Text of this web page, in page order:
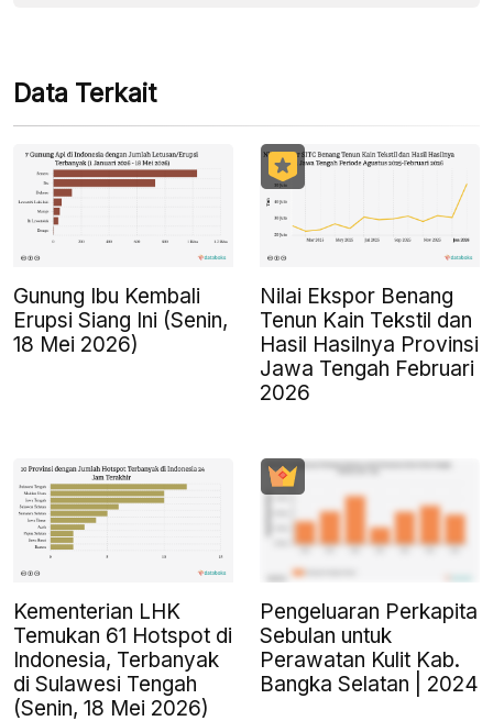
Data Terkait
Gunung Ibu Kembali
Erupsi Siang Ini (Senin,
18 Mei 2026)
Nilai Ekspor Benang
Tenun Kain Tekstil dan
Hasil Hasilnya Provinsi
Jawa Tengah Februari
2026
Kementerian LHK
Temukan 61 Hotspot di
Indonesia, Terbanyak
di Sulawesi Tengah
(Senin, 18 Mei 2026)
Pengeluaran Perkapita
Sebulan untuk
Perawatan Kulit Kab.
Bangka Selatan | 2024